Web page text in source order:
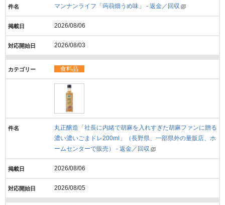
マンナンライフ「蒟蒻畑うめ味」 - 返金／回収
2026/08/06
2026/08/03
食料品
丸正醸造「社長に内緒で胡麻を入れすぎた胡麻ファンに贈る
濃い濃いごまドレ200ml」（長野県、一部県外の量販店、ホ
ームセンターで販売） - 返金／回収
2026/08/06
2026/08/05